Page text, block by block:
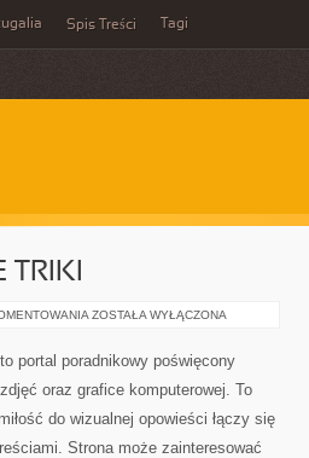
Spis Treści Tagi
TRIKI
PROJEKTY
KREATYWNE
TRIKI
ZOSTAŁA WYŁĄCZONA
portal poradnikowy poświęcony
oraz grafice komputerowej. To
do wizualnej opowieści łączy się
Strona może zainteresować